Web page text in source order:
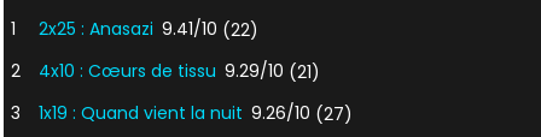
1 2x25 : Anasazi 9.41/10 (22)
2
4x10 : Cœurs de tissu 9.29/10 (21)
3
1x19 : Quand vient la nuit 9.26/10 (27)